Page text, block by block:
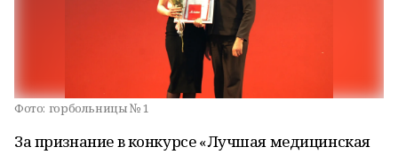
Фото: горбольницы № 1
За признание в конкурсе «Лучшая медицинская